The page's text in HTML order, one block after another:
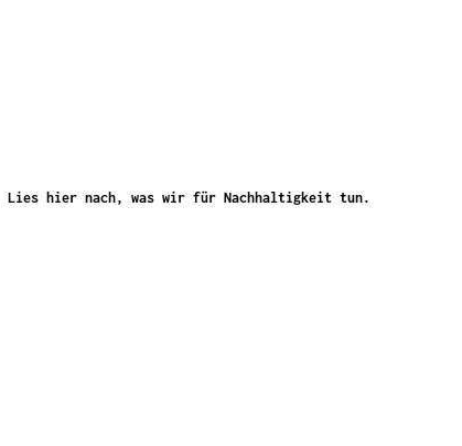
Lies hier nach, was wir für Nachhaltigkeit tun.